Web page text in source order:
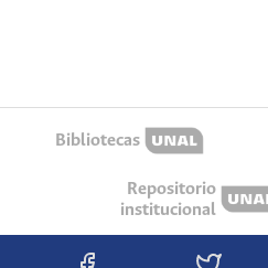
Bibliotecas
Repositorio
institucional